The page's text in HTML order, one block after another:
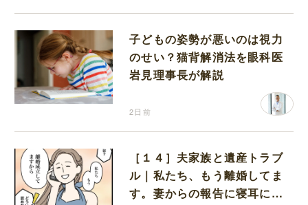
子どもの姿勢が悪いのは視力
のせい？猫背解消法を眼科医
岩見理事長が解説
2日前
［１４］夫家族と遺産トラブ
ル｜私たち、もう離婚してま
す。妻からの報告に寝耳に水